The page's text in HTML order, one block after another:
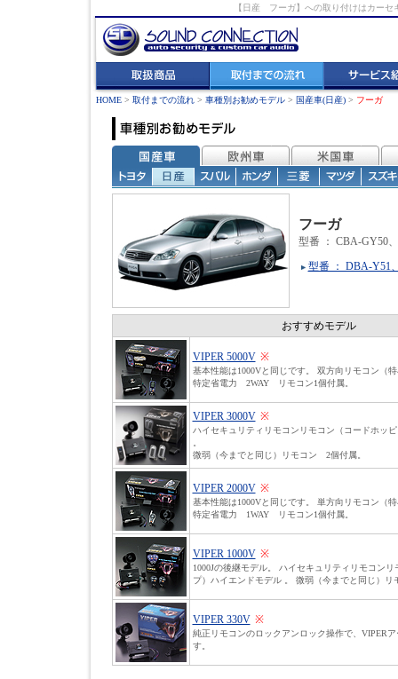
【日産 フーガ】への取り付けはカー
HOME > 取付までの流れ > 車種別お勧めモデル > 国産車(日産) > フーガ
フーガ
型番 ： CBA-GY50
型番 ： DBA-Y51
おすすめモデル
VIPER 5000V ※
基本性能は1000Vと同じです。 双方向リモコン（
特定省電力 2WAY リモコン1個付属。
VIPER 3000V ※
ハイセキュリティリモコンリモコン（コードホッ
微弱（今までと同じ）リモコン 2個付属。
VIPER 2000V ※
基本性能は1000Vと同じです。 単方向リモコン（
特定省電力 1WAY リモコン1個付属。
VIPER 1000V ※
1000Jの後継モデル。 ハイセキュリティリモコン
プ）ハイエンドモデル 。 微弱（今までと同じ）
VIPER 330V ※
純正リモコンのロックアンロック操作で、VIPER
す。